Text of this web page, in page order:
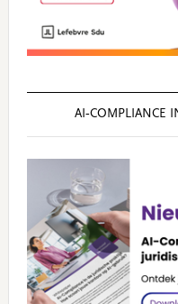
AI‑COMPLIANCE